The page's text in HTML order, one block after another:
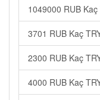
1049000 RUB
3701 RUB Kaç
2300 RUB Kaç
4000 RUB Kaç